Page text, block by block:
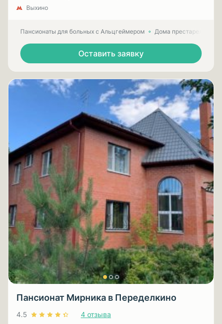
Выхино
Пансионаты для больных с Альцгеймером Дома престарелых
Оставить заявку
Пансионат Мирника в Переделкино
4.5 4 отзыва